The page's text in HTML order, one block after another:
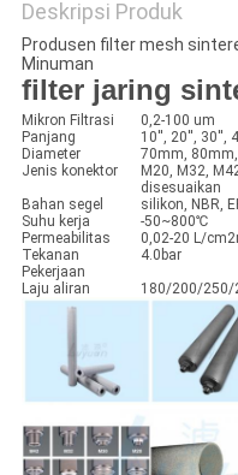
Deskripsi Produk
Produsen filter mesh
Minuman
filter jaring
Mikron Filtrasi
0,2-100 um
Panjang
10'', 20'', 30'',
Diameter
70mm,
Jenis konektor
M20, M32,
disesuaikan
Bahan segel
silikon, NBR,
Suhu kerja
-50~800℃
Permeabilitas
0,02-20 L/
Tekanan
Pekerjaan
4.0bar
Laju aliran
180/200/